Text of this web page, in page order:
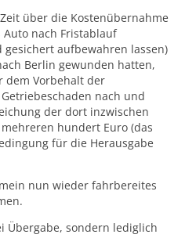
über die Kostenübernahme
nach Fristablauf
aufbewahren lassen)
Berlin gewunden hatten,
dem Vorbehalt der
nach und
der dort inzwischen
hundert Euro (das
für die Herausgabe
nun wieder fahrbereites
Übergabe, sondern lediglich